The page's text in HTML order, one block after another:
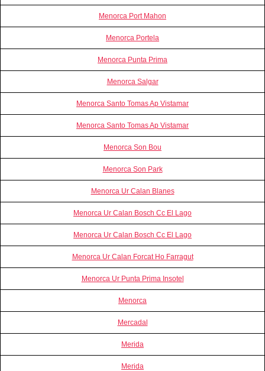
Menorca Port Mahon
Menorca Portela
Menorca Punta Prima
Menorca Salgar
Menorca Santo Tomas Ap Vistamar
Menorca Santo Tomas Ap Vistamar
Menorca Son Bou
Menorca Son Park
Menorca Ur Calan Blanes
Menorca Ur Calan Bosch Cc El Lago
Menorca Ur Calan Bosch Cc El Lago
Menorca Ur Calan Forcat Ho Farragut
Menorca Ur Punta Prima Insotel
Menorca
Mercadal
Merida
Merida